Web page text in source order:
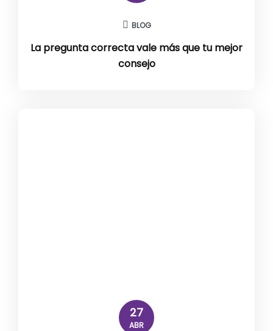
BLOG
La pregunta correcta vale más que tu mejor
consejo
27
ABR